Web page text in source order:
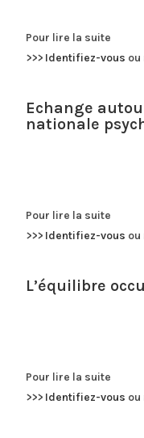
Pour lire la suite
>>> Identifiez-vous ou
Echange
nationale
Pour lire la suite
>>> Identifiez-vous ou
L’équilibre
Pour lire la suite
>>> Identifiez-vous ou